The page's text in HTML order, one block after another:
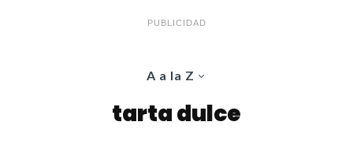
PUBLICIDAD
A a la Z
tarta dulce